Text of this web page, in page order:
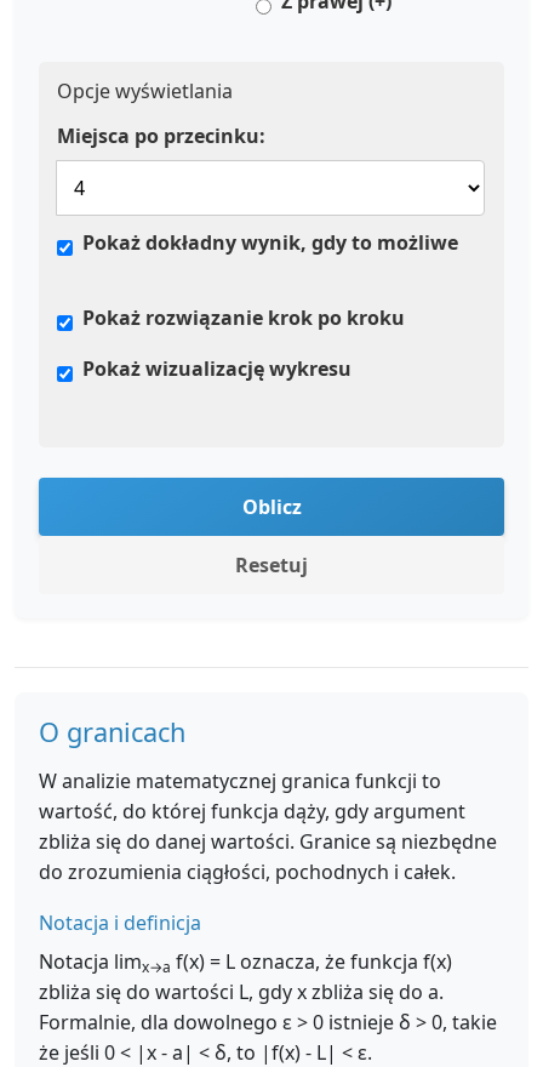
Opcje wyświetlania
Miejsca po przecinku:
Pokaż dokładny wynik, gdy to możliwe
Pokaż rozwiązanie krok po kroku
Pokaż wizualizację wykresu
Oblicz
Resetuj
O granicach
W analizie matematycznej granica funkcji to
wartość, do której funkcja dąży, gdy argument
zbliża się do danej wartości. Granice są niezbędne
do zrozumienia ciągłości, pochodnych i całek.
Notacja i definicja
Notacja limx→a f(x) = L oznacza, że funkcja f(x)
zbliża się do wartości L, gdy x zbliża się do a.
Formalnie, dla dowolnego ε > 0 istnieje δ > 0, takie
że jeśli 0 < |x - a| < δ, to |f(x) - L| < ε.